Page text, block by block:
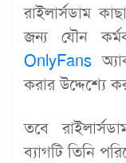
রাইলার্সডাম
জন্য যৌন
OnlyFans
করার উদ্দেশ্যে
তবে
ব্যাগটি তিনি